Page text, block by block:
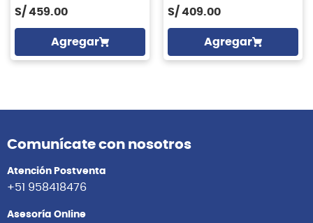
S/ 459.00
Agregar
S/ 409.00
Agregar
Comunícate con nosotros
Atención Postventa
+51 958418476
Asesoría Online